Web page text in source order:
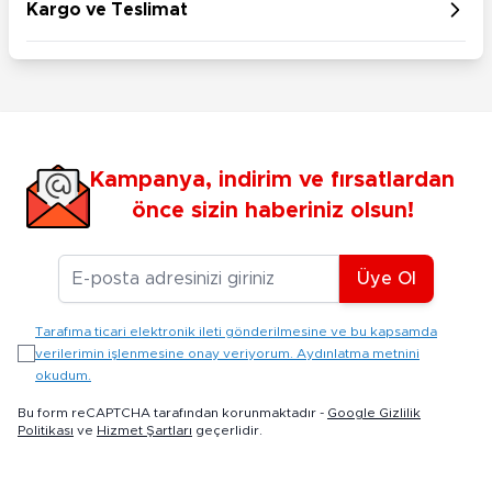
Kargo ve Teslimat
Kampanya, indirim ve fırsatlardan
önce sizin haberiniz olsun!
E-posta Adresiniz
Üye Ol
Tarafıma ticari elektronik ileti gönderilmesine ve bu kapsamda
verilerimin işlenmesine onay veriyorum. Aydınlatma metnini
okudum.
Bu form reCAPTCHA tarafından korunmaktadır - Google Gizlilik
Politikası ve Hizmet Şartları geçerlidir.